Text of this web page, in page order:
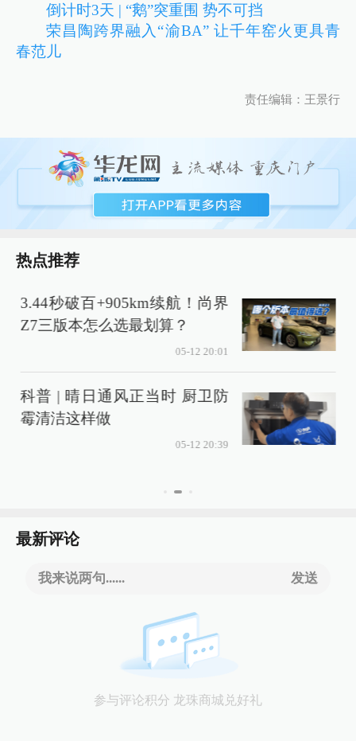
倒计时3天 | “鹅”突重围 势不可挡
荣昌陶跨界融入“渝BA” 让千年窑火更具青
春范儿
责任编辑：王景行
热点推荐
3.44秒破百+905km续航！尚界
Z7三版本怎么选最划算？
05-12 20:01
科普 | 晴日通风正当时 厨卫防
霉清洁这样做
05-12 20:39
最新评论
我来说两句...... 发送
参与评论积分 龙珠商城兑好礼